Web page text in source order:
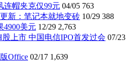
连帽夹克仅99元 04/05 763
新：笔记本就地变砖 10/29 388
4900美元 12/29 2,763
上市 中国电信IPO首发过会 07/23
Office 02/17 1,639